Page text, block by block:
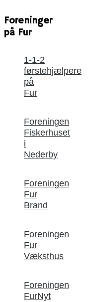
Foreninger
på Fur
1-1-2
førstehjælpere
på
Fur
Foreningen
Fiskerhuset
i
Nederby
Foreningen
Fur
Brand
Foreningen
Fur
Væksthus
Foreningen
FurNyt